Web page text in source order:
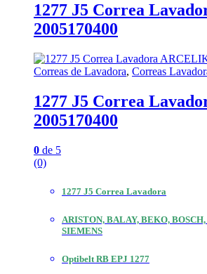
1277 J5 Correa
2005170400
Correas de Lavadora, Correas
1277 J5 Correa
2005170400
0 de 5
(0)
1277 J5 Correa Lavadora
ARISTON, BALAY, BEKO,
SIEMENS
Optibelt RB EPJ 1277